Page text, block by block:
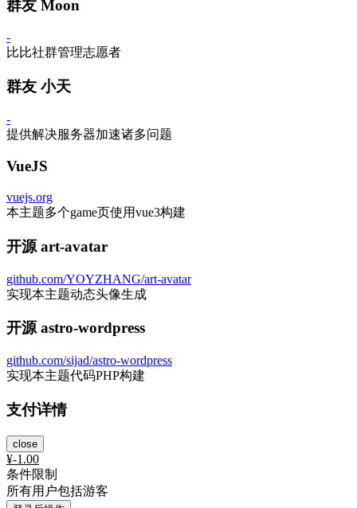
群友 Moon
-
比比社群管理志愿者
群友 小天
-
提供解决服务器加速诸多问题
VueJS
vuejs.org
本主题多个game页使用vue3构建
开源 art-avatar
github.com/YOYZHANG/art-avatar
实现本主题动态头像生成
开源 astro-wordpress
github.com/sijad/astro-wordpress
实现本主题代码PHP构建
支付详情
close
¥-1.00
条件限制
所有用户包括游客